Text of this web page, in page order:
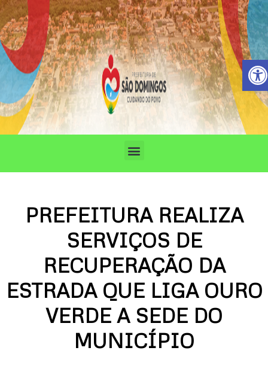
Barra
Ir
para
o
conteúdo
Menu
PREFEITURA REALIZA
SERVIÇOS DE
RECUPERAÇÃO DA
ESTRADA QUE LIGA OURO
VERDE A SEDE DO
MUNICÍPIO